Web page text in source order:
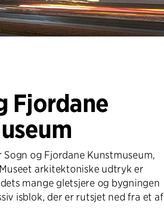
Fjordane
Sogn og Fjordane Kunstmuseum,
arkitektoniske udtryk er
mange gletsjere og bygningen
isblok, der er rutsjet ned fra et af